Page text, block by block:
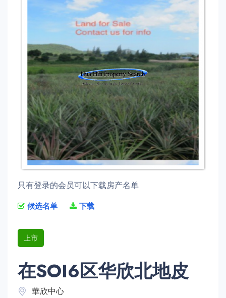
只有登录的会员可以下载房产名单
候选名单 下载
上市
在SOI6区华欣北地皮
華欣中心